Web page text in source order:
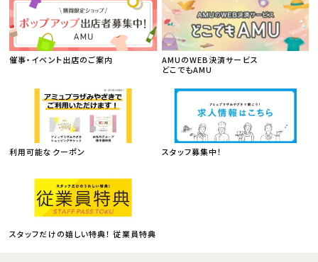
催事・イベント出店のご案内
AMUのWEB決済サービス
どこでもAMU
利用可能なクーポン スタッフ募集中！
スタッフだけの嬉しい特典！ 従業員特典